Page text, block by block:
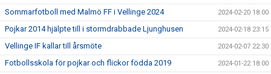
Sommarfotboll med Malmö FF i Vellinge 2024 2024-02-20 18:00
Pojkar 2014 hjälpte till i stormdrabbade Ljunghusen 2024-02-18 23:15
Vellinge IF kallar till årsmöte 2024-02-07 22:30
Fotbollsskola för pojkar och flickor födda 2019 2024-01-22 18:00